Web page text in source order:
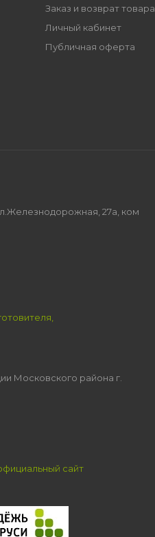
Заказ и возврат товара
Личный кабинет
Публичная оферта
27а, ком
Московского района г.
сайт